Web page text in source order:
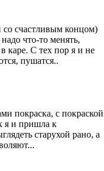
со счастливым концом)
что-то менять,
каре. С тех пор я и не
пушатся..
покраска, с покраской
я и пришла к
старухой рано, а